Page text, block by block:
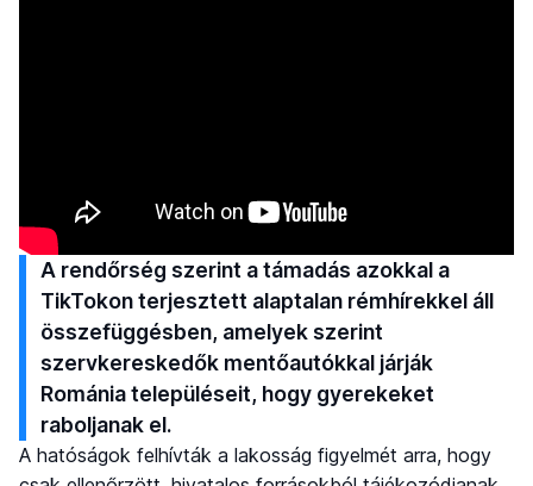
A rendőrség szerint a támadás azokkal a
TikTokon terjesztett alaptalan rémhírekkel áll
összefüggésben, amelyek szerint
szervkereskedők mentőautókkal járják
Románia településeit, hogy gyerekeket
raboljanak el.
A hatóságok felhívták a lakosság figyelmét arra, hogy